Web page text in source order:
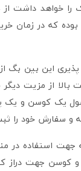
خواهد داشت از
که در زمان
پذیری این بین
بالا از مزیت
یک کوسن و یک
و سفارش خود را
در
جهت دراز